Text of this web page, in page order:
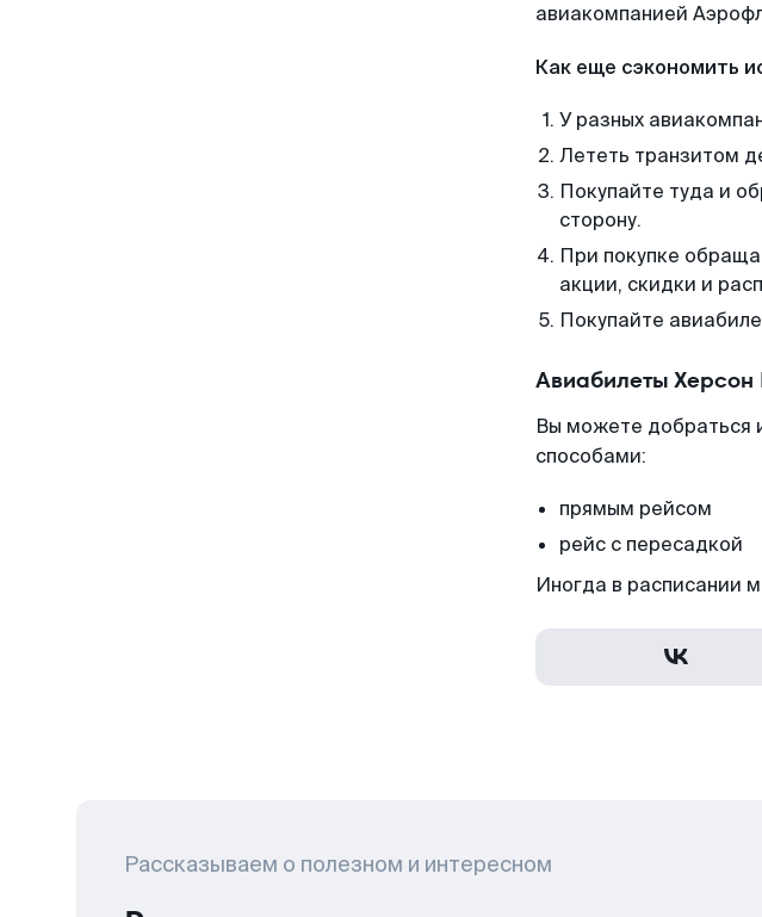
авиакомпанией
Как еще сэкономить
У разных
Лететь транзитом
Покупайте туда и
сторону.
При покупке
акции, скидки и
Покупайте
Авиабилеты
Вы можете добраться
способами:
прямым рейсом
рейс с пересадкой
Иногда в расписании
Рассказываем о полезном и интересном